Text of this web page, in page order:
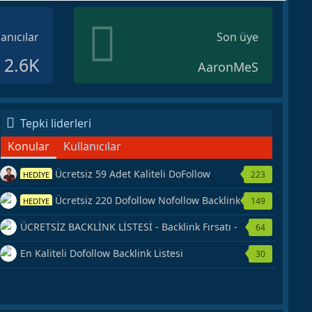
2.6K
Son üye
AaronMeS
Tepki liderleri
Konular
Kullanıcılar
HEDİYE Ücretsiz 59 Adet Kaliteli DoFollow
Backlink Kaynağı Veriyorum.
223
HEDİYE Ücretsiz 220 Dofollow Nofollow Backlink
Veriyorum
149
ÜCRETSİZ BACKLİNK LİSTESİ - Backlink Fırsatı -
Hemen Yetiş!
64
En Kaliteli Dofollow Backlink Listesi 30